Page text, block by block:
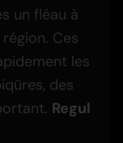
un fléau à
Ces
les
des
Regul